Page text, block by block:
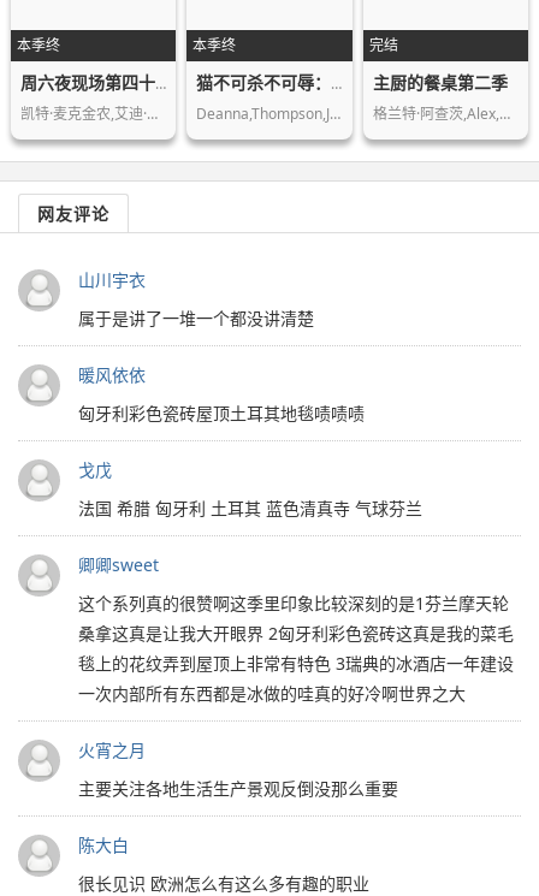
本季终
周六夜现场第四十七季
凯特·麦克金农,艾迪·布莱恩特,Ceci…
本季终
猫不可杀不可辱：网络杀手大搜捕第一季
Deanna,Thompson,John,Green,Claudette…
完结
主厨的餐桌第二季
格兰特·阿查茨,Alex,Atala,Domi…
网友评论
山川宇衣
属于是讲了一堆一个都没讲清楚
暖风依依
匈牙利彩色瓷砖屋顶土耳其地毯啧啧啧
戈戊
法国 希腊 匈牙利 土耳其 蓝色清真寺 气球芬兰
卿卿sweet
这个系列真的很赞啊这季里印象比较深刻的是1芬兰摩天轮
桑拿这真是让我大开眼界 2匈牙利彩色瓷砖这真是我的菜毛
毯上的花纹弄到屋顶上非常有特色 3瑞典的冰酒店一年建设
一次内部所有东西都是冰做的哇真的好冷啊世界之大️
火宵之月
主要关注各地生活生产景观反倒没那么重要
陈大白
很长见识 欧洲怎么有这么多有趣的职业